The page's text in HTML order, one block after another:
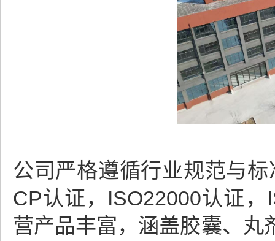
公司严格遵循行业规范与
CP认证，ISO22000认证
营产品丰富，涵盖胶囊、丸